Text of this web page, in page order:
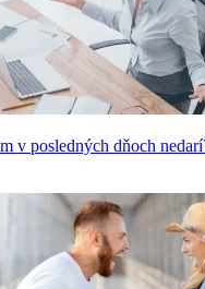
v posledných dňoch